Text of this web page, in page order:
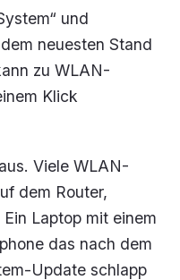
und
neuesten Stand
zu WLAN-
Klick
Viele WLAN-
dem Router,
Laptop mit einem
das nach dem
Update schlapp